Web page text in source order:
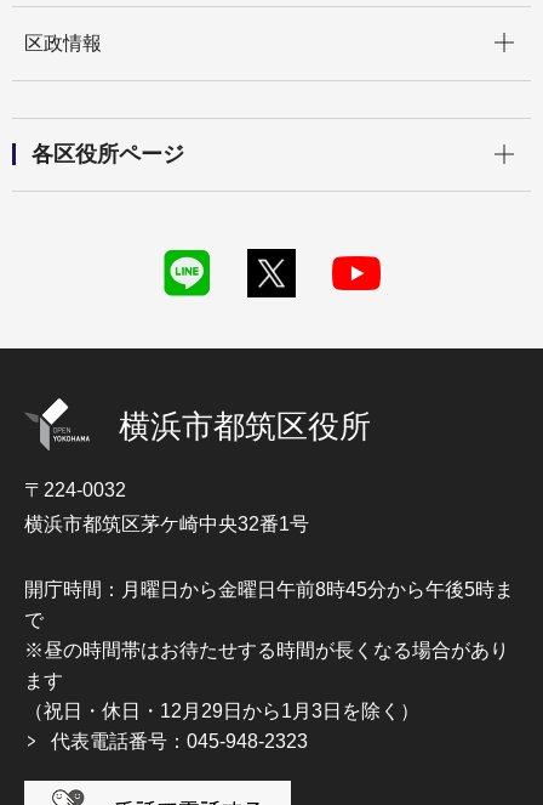
区政情報
各区役所ページ
横浜市都筑区役所
〒224-0032
横浜市都筑区茅ケ崎中央32番1号
開庁時間：月曜日から金曜日午前8時45分から午後5時ま
で
※昼の時間帯はお待たせする時間が長くなる場合があり
ます
（祝日・休日・12月29日から1月3日を除く）
代表電話番号：045-948-2323